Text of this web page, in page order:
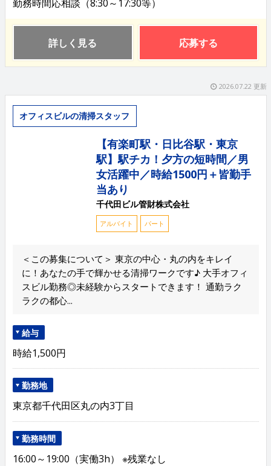
勤務時間応相談（8:30～17:30等）
詳しく見る 応募する
2026.07.22 更新
オフィスビルの清掃スタッフ
【有楽町駅・日比谷駅・東京
駅】駅チカ！夕方の短時間／男
女活躍中／時給1500円＋皆勤手
当あり
千代田ビル管財株式会社
アルバイト パート
＜この募集について＞ 東京の中心・丸の内をキレイ
に！あなたの手で輝かせる清掃ワークです♪ 大手オフィ
スビル勤務◎未経験からスタートできます！ 通勤ラク
ラクの都心...
給与
時給1,500円
勤務地
東京都千代田区丸の内3丁目
勤務時間
16:00～19:00（実働3h） ※残業なし